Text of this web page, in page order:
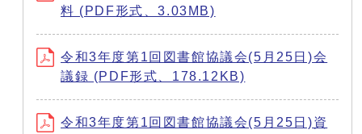
料 (PDF形式、3.03MB)
令和3年度第1回図書館協議会(5月25日)会
議録 (PDF形式、178.12KB)
令和3年度第1回図書館協議会(5月25日)資